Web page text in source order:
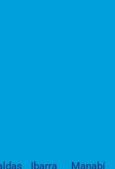
Ibarra Manabí